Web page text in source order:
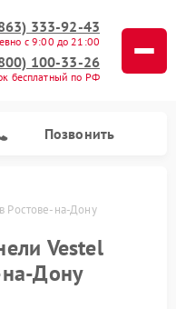
333-92-43
с 9:00 до 21:00
100-33-26
бесплатный по РФ
Позвонить
Ростове-на-Дону
Vestel
на-Дону